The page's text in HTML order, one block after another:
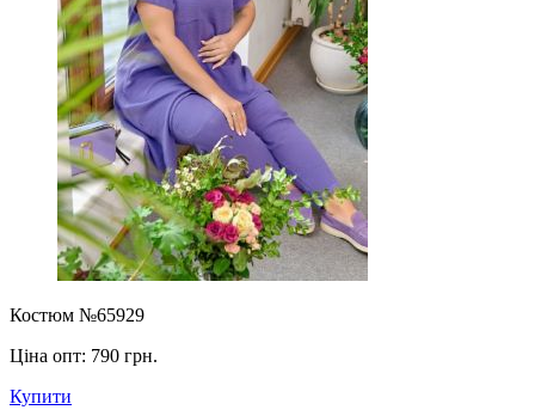
Костюм №65929
Ціна опт: 790 грн.
Купити